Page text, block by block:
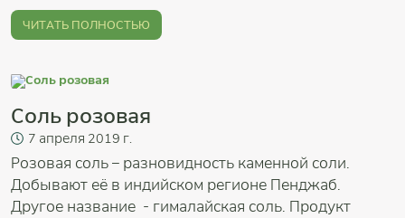
ЧИТАТЬ ПОЛНОСТЬЮ
Соль розовая
7 апреля 2019 г.
Розовая соль – разновидность каменной соли.
Добывают её в индийском регионе Пенджаб.
Другое название - гималайская соль. Продукт